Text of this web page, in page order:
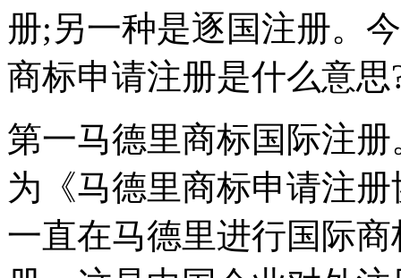
册;另一种是逐国注册。
商标申请注册是什么意思
第一马德里商标国际注
为《马德里商标申请注
一直在马德里进行国际